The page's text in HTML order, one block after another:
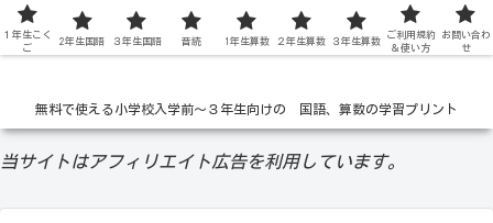
低学年の無料学習ドリル
無料で使える小学校入学前〜３年生向けの 国語、算数の学習プリント
当サイトはアフィリエイト広告を利用しています。
１年生こく
ご
2年生国語 ３年生国語 音読 1年生算数 ２年生算数 ３年生算数
ご利用規約
＆使い方
お問い合わ
せ